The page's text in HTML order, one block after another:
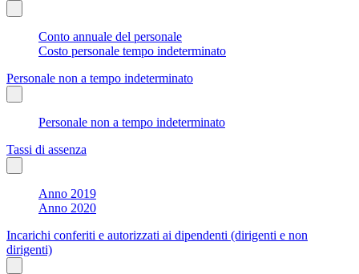
Conto annuale del personale
Costo personale tempo indeterminato
Personale non a tempo indeterminato
Personale non a tempo indeterminato
Tassi di assenza
Anno 2019
Anno 2020
Incarichi conferiti e autorizzati ai dipendenti (dirigenti e non
dirigenti)